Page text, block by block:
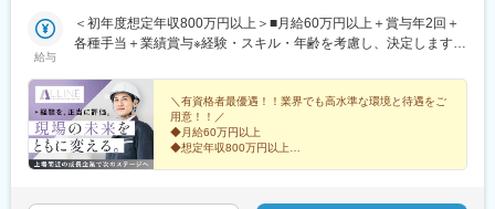
て牽引いただける方をお待ちしています。
・東北～関東圏の方であれば基本フルリモート勤務が可能です。
お客様先でのプロジェクト管理など一部発生する場合もあります
が、勤務時間も自分の裁量で決められる点も多く働きやすい環境
です。
上長・同僚問わず気軽に何でも相談ができる社風です。
ープレミアムビル5階▼支店・営業所■札幌営業所北海道札幌市白
石区本通南3-2-8 島田ビル5階■東北支店宮城県仙台市泉区泉中央
2993-2■名古屋営業所愛知県名古屋市東区葵1-14-13アーク新栄ビ
ル10階■九州営業所福岡県福岡市中央区天神4-1-28天神リベラ703
船堀駅、押上駅、木場駅(東京都)、清澄白河駅、有楽町駅、豊洲
駅、南砂町駅、三田駅(東京都)、森下駅(東京都)、高輪台駅、新木
駅、テレコムセンター駅、六本木駅、田町駅(東京都)、白金高輪
駅、高輪ゲートウェイ駅、神谷町駅、外苑前駅、国立駅、南新宿
駅、初台駅、千駄ケ谷駅、曙橋駅、国立競技場駅、四谷三丁目
駅、西荻窪駅、富士見ケ丘駅、荻窪駅、神保町駅、淡路町駅、市
ケ谷駅、九段下駅、上野御徒町駅、昭和島駅、池上駅、糀谷駅、
給与
＜初年度想定年収800万円以上＞■月給60万円以上＋賞与年2回＋
各種手当＋業績賞与※経験・スキル・年齢を考慮し、決定します。
みます。超過分は別途支給します。※前職給与保証について：年
齢、経験、能力、適性を考慮して、支給額を決定します。＜資格
保有者の年収例＞1100万円／１級建築施工管理技士1100万円／１
級建築士
＼有資格者最優遇！！業界でも高水準な環境と待遇をご
用意！！／
◆月給60万円以上
◆想定年収800万円以上